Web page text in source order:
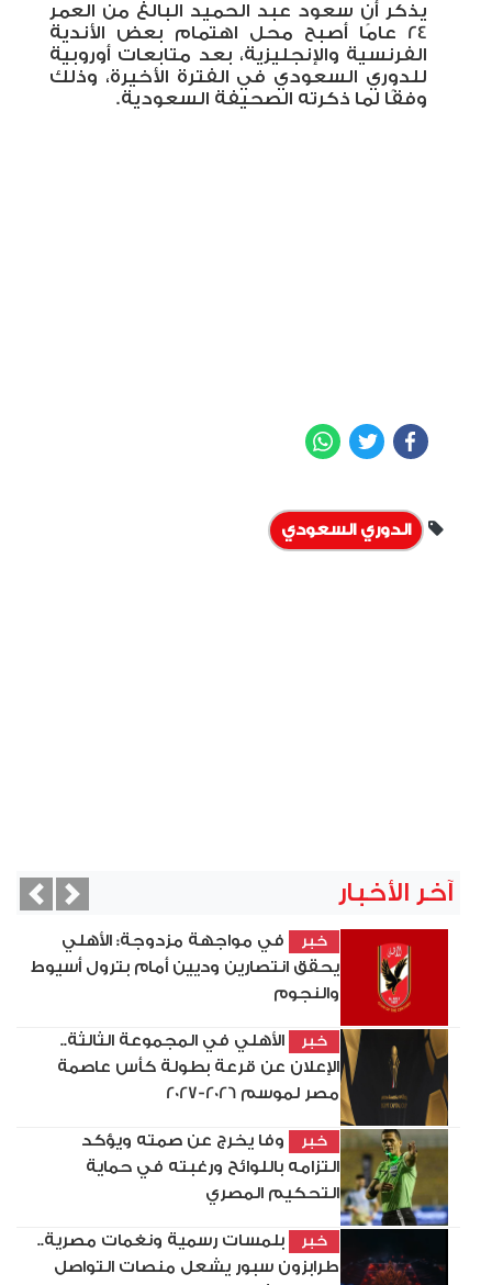
يذكر أن سعود عبد الحميد البالغ من العمر
24 عامًا أصبح محل اهتمام بعض الأندية
الفرنسية والإنجليزية، بعد متابعات أوروبية
للدوري السعودي في الفترة الأخيرة، وذلك
وفقًا لما ذكرته الصحيفة السعودية.
Facebook
Twitter
الدوري السعودي
آخر الأخبار
خبر
في مواجهة مزدوجة: الأهلي
يحقق انتصارين وديين أمام بترول أسيوط
والنجوم
خبر
الأهلي في المجموعة الثالثة..
الإعلان عن قرعة بطولة كأس عاصمة
مصر لموسم 2026-2027
خبر
وفا يخرج عن صمته ويؤكد
التزامه باللوائح ورغبته في حماية
التحكيم المصري
خبر
بلمسات رسمية ونغمات مصرية..
طرابزون سبور يشعل منصات التواصل
Next